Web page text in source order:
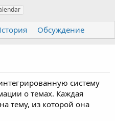
Обсуждение
систему
о темах. Каждая
тему, из которой она